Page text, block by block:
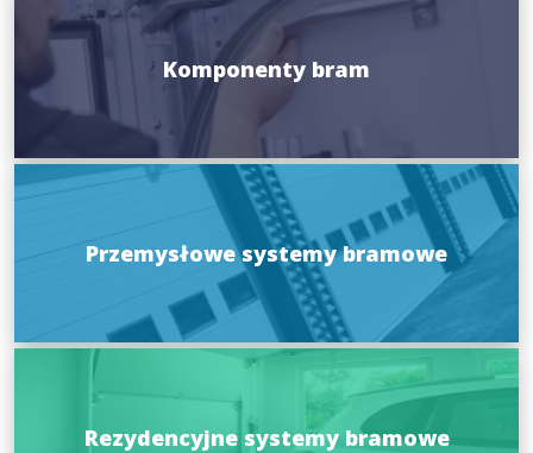
Komponenty bram
Przemysłowe systemy bramowe
Rezydencyjne systemy bramowe